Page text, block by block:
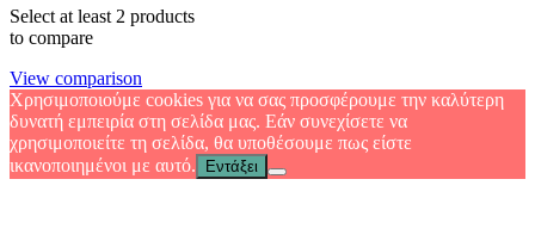
Select at least 2 products
to compare
View comparison
Χρησιμοποιούμε cookies για να σας προσφέρουμε την καλύτερη
δυνατή εμπειρία στη σελίδα μας. Εάν συνεχίσετε να
χρησιμοποιείτε τη σελίδα, θα υποθέσουμε πως είστε
ικανοποιημένοι με αυτό.
Εντάξει